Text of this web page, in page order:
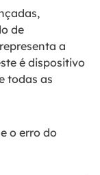
de
a
é dispositivo
todas as
o erro do